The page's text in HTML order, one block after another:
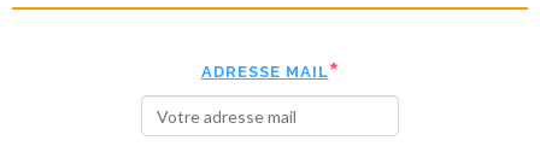
ADRESSE MAIL